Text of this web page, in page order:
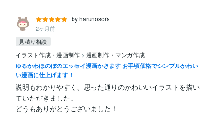
by harunosora
2ヶ月前
見積り相談
イラスト作成・漫画制作 > 漫画制作・マンガ作成
ゆるかわほのぼのエッセイ漫画かきます お手頃価格でシンプルかわい
い漫画に仕上げます！
説明もわかりやすく、思った通りのかわいいイラストを描い
ていただきました。
どうもありがとうございました！